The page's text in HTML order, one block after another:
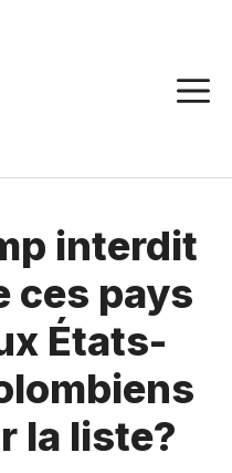
interdit
ces pays
États-
la liste?